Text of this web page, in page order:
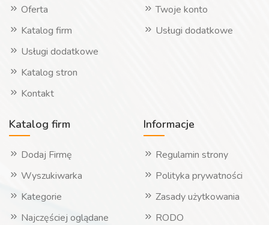
Oferta
Katalog firm
Usługi dodatkowe
Katalog stron
Kontakt
Twoje konto
Usługi dodatkowe
Katalog firm
Dodaj Firmę
Wyszukiwarka
Kategorie
Najczęściej oglądane
Informacje
Regulamin strony
Polityka prywatności
Zasady użytkowania
RODO